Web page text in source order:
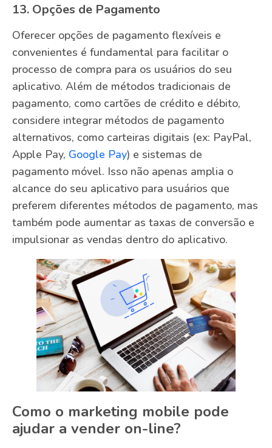
13. Opções de Pagamento
Oferecer opções de pagamento flexíveis e
convenientes é fundamental para facilitar o
processo de compra para os usuários do seu
aplicativo. Além de métodos tradicionais de
pagamento, como cartões de crédito e débito,
considere integrar métodos de pagamento
alternativos, como carteiras digitais (ex: PayPal,
Apple Pay, Google Pay) e sistemas de
pagamento móvel. Isso não apenas amplia o
alcance do seu aplicativo para usuários que
preferem diferentes métodos de pagamento, mas
também pode aumentar as taxas de conversão e
impulsionar as vendas dentro do aplicativo.
Como o marketing mobile pode
ajudar a vender on-line?